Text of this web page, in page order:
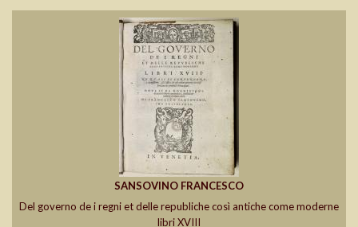
SANSOVINO FRANCESCO
Del governo de i regni et delle republiche così antiche come moderne
libri XVIII